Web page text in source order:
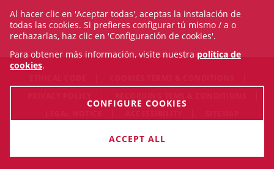
© Sat Aug 08 21:30:07 CEST 2026 Il·lustre Col·legi de l'Advocacia
Al hacer clic en 'Aceptar todas', aceptas la instalación de
todas las cookies. Si prefieres configurar tú mismo / a o
rechazarlas, haz clic en 'Configuración de cookies'.
Para obtener más información, visite nuestra política de
cookies.
CONFIGURE COOKIES
ACCEPT ALL